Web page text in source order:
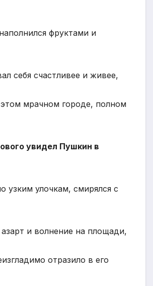
фруктами и
себя счастливее и живее,
мрачном городе, полном
увидел Пушкин в
узким улочкам, смирялся с
и волнение на площади,
отразило в его